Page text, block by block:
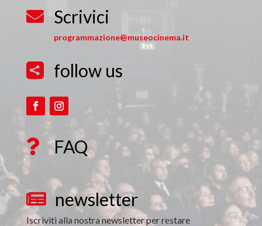
 Scrivici
programmazione@museocinema.it
 follow us
 FAQ
 newsletter
Iscriviti alla nostra newsletter per restare